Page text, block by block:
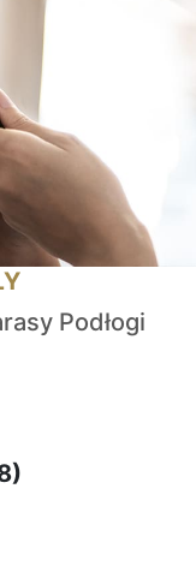
Podłogi